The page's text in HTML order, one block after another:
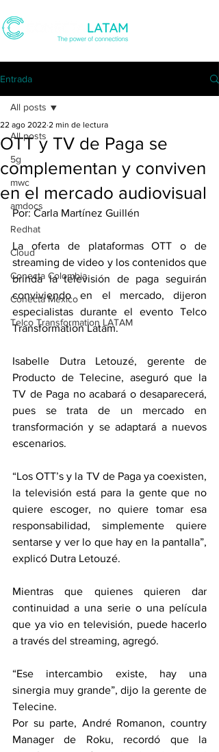
Entrada
All posts
5g
mwc
amdocs
Redhat
Cloud
Conecta Colombia
Conecta Mexico
Telco Transformation LATAM
All posts
OTT y TV de Paga se
complementan y conviven
en el mercado audiovisual
22 ago 2022 2 min de lectura
Por: Carla Martínez Guillén
La oferta de plataformas OTT o de
streaming de video y los contenidos que
brinda la televisión de paga seguirán
conviviendo en el mercado, dijeron
especialistas durante el evento Telco
Transformation Latam.
Isabelle Dutra Letouzé, gerente de
Producto de Telecine, aseguró que la
TV de Paga no acabará o desaparecerá,
pues se trata de un mercado en
transformación y se adaptará a nuevos
escenarios.
“Los OTT’s y la TV de Paga ya coexisten,
la televisión está para la gente que no
quiere escoger, no quiere tomar esa
responsabilidad, simplemente quiere
sentarse y ver lo que hay en la pantalla”,
explicó Dutra Letouzé.
Mientras que quienes quieren dar
continuidad a una serie o una película
que ya vio en televisión, puede hacerlo
a través del streaming, agregó.
“Ese intercambio existe, hay una
sinergia muy grande”, dijo la gerente de
Telecine.
Por su parte, André Romanon, country
Manager de Roku, recordó que la